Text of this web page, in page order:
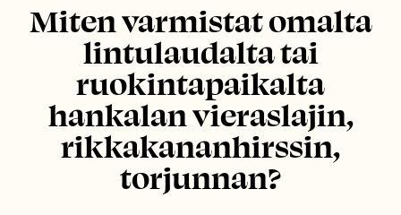
Miten varmistat omalta
lintulaudalta tai
ruokintapaikalta
hankalan vieraslajin,
rikkakananhirssin,
torjunnan?